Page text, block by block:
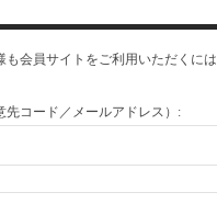
も会員サイトをご利用いただくには
先コード／メールアドレス）: